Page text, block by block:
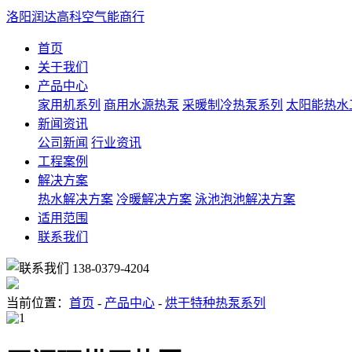
洛阳润达高科空气能商行
首页
关于我们
产品中心
家用机系列 商用水源热泵 采暖制冷热泵系列 太阳能热水
新闻资讯
公司新闻 行业资讯
工程案例
解决方案
热水解决方案 冷暖解决方案 泳池泡池解决方案
适用范围
联系我们
138-0379-4204
当前位置： 首页 - 产品中心 - 烘干特种热泵系列